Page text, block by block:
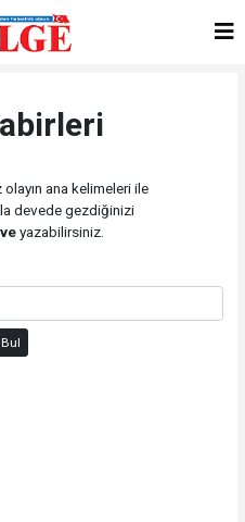
ana kelimeleri ile
devede gezdiğinizi
yazabilirsiniz.
Bul